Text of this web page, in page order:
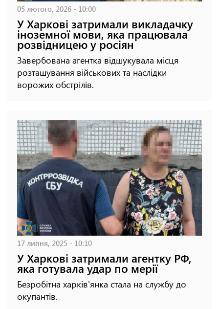
05 лютого, 2026 - 10:00
У Харкові затримали викладачку
іноземної мови, яка працювала
розвідницею у росіян
Завербована агентка відшукувала місця
розташування військових та наслідки
ворожих обстрілів.
17 липня, 2025 - 10:10
У Харкові затримали агентку РФ,
яка готувала удар по мерії
Безробітна харків'янка стала на службу до
окупантів.